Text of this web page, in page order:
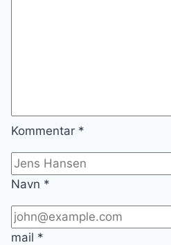
Kommentar *
Navn *
mail *